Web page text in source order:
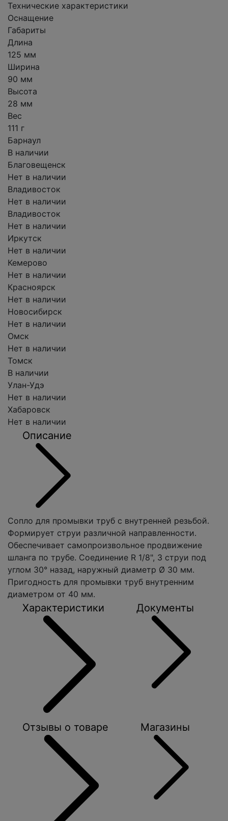
Технические характеристики
Оснащение
Габариты
Длина
125 мм
Ширина
90 мм
Высота
28 мм
Вес
111 г
Барнаул
В наличии
Благовещенск
Нет в наличии
Владивосток
Нет в наличии
Владивосток
Нет в наличии
Иркутск
Нет в наличии
Кемерово
Нет в наличии
Красноярск
Нет в наличии
Новосибирск
Нет в наличии
Омск
Нет в наличии
Томск
В наличии
Улан-Удэ
Нет в наличии
Хабаровск
Нет в наличии
Описание
Сопло для промывки труб с внутренней резьбой.
Формирует струи различной направленности.
Обеспечивает самопроизвольное продвижение
шланга по трубе. Соединение R 1/8", 3 струи под
углом 30° назад, наружный диаметр Ø 30 мм.
Пригодность для промывки труб внутренним
диаметром от 40 мм.
Характеристики Документы
Отзывы о товаре Магазины